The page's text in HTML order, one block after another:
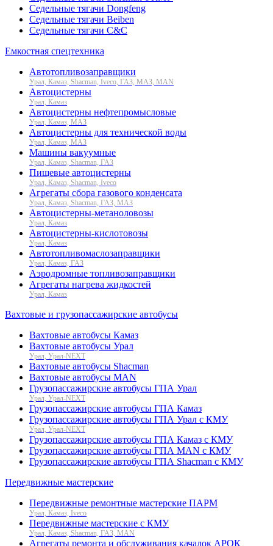
Седельные тягачи Dongfeng
Седельные тягачи Beiben
Седельные тягачи C&C
Емкостная спецтехника
Автотопливозаправщики
Урал, Камаз, Shacman, Iveco, ГАЗ, МАЗ, MAN
Автоцистерны
Урал, Камаз
Автоцистерны нефтепромысловые
Урал, Камаз, МАЗ
Автоцистерны для технической воды
Урал, Камаз, МАЗ
Машины вакуумные
Урал, Камаз, Shacman, ГАЗ
Пищевые автоцистерны
Урал, Камаз, Shacman, Iveco
Агрегаты сбора газового конденсата
Урал, Камаз, Shacman, ГАЗ, МАЗ
Автоцистерны-метаноловозы
Урал, Камаз
Автоцистерны-кислотовозы
Урал, Камаз
Автотопливомаслозаправщики
Урал, Камаз, ГАЗ
Аэродромные топливозаправщики
Агрегаты нагрева жидкостей
Урал, Камаз
Вахтовые и грузопассажирские автобусы
Вахтовые автобусы Камаз
Вахтовые автобусы Урал
Урал, Урал-NEXT
Вахтовые автобусы Shacman
Вахтовые автобусы MAN
Грузопассажирские автобусы ГПА Урал
Урал, Урал-NEXT
Грузопассажирские автобусы ГПА Камаз
Грузопассажирские автобусы ГПА Урал с КМУ
Урал, Урал-NEXT
Грузопассажирские автобусы ГПА Камаз с КМУ
Грузопассажирские автобусы ГПА MAN с КМУ
Грузопассажирские автобусы ГПА Shacman с КМУ
Передвижные мастерские
Передвижные ремонтные мастерские ПАРМ
Урал, Камаз, Iveco
Передвижные мастерские с КМУ
Урал, Камаз, Shacman, ГАЗ, MAN
Агрегаты ремонта и обслуживания качалок АРОК